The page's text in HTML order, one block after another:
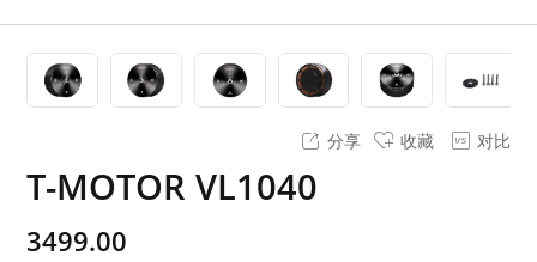
分享 收藏 对比
T-MOTOR VL1040
3499.00